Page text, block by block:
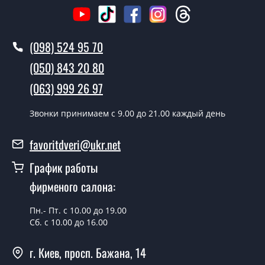
Как быстро можете установить двери
В тот же день в течении нескольких часов, при
условии наличия их на складе, либо на следующий
день.
замерщика?
Да можно.
У вас есть в наличии готовые двери
дверей.
входных дверей?
(098) 524 95 70
(050) 843 20 80
(063) 999 26 97
Звонки принимаем c 9.00 до 21.00 каждый день
favoritdveri@ukr.net
График работы
фирменого салона:
Пн.- Пт. с 10.00 до 19.00
Сб. с 10.00 до 16.00
г. Киев, просп. Бажана, 14